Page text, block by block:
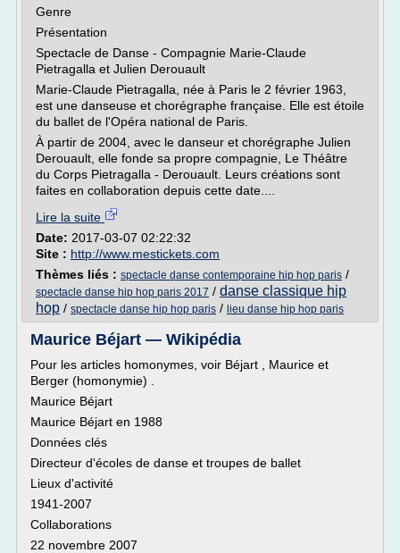
Genre
Présentation
Spectacle de Danse - Compagnie Marie-Claude
Pietragalla et Julien Derouault
Marie-Claude Pietragalla, née à Paris le 2 février 1963,
est une danseuse et chorégraphe française. Elle est étoile
du ballet de l'Opéra national de Paris.
À partir de 2004, avec le danseur et chorégraphe Julien
Derouault, elle fonde sa propre compagnie, Le Théâtre
du Corps Pietragalla - Derouault. Leurs créations sont
faites en collaboration depuis cette date....
Lire la suite
Date: 2017-03-07 02:22:32
Site : http://www.mestickets.com
Thèmes liés : spectacle danse contemporaine hip hop paris /
spectacle danse hip hop paris 2017 / danse classique hip
hop / spectacle danse hip hop paris / lieu danse hip hop paris
Maurice Béjart — Wikipédia
Pour les articles homonymes, voir Béjart , Maurice et
Berger (homonymie) .
Maurice Béjart
Maurice Béjart en 1988
Données clés
Directeur d'écoles de danse et troupes de ballet
Lieux d'activité
1941-2007
Collaborations
22 novembre 2007